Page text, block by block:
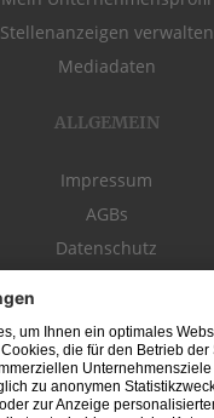
Stellenanzeigen verwalten
Mediadaten
ALLGEMEIN
Impressum
AGBs
Datenschutz